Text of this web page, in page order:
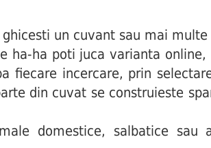
un cuvant sau mai multe
ha-ha poti juca varianta
fiecare incercare, prin
din cuvat se construieste
domestice, salbatice sau